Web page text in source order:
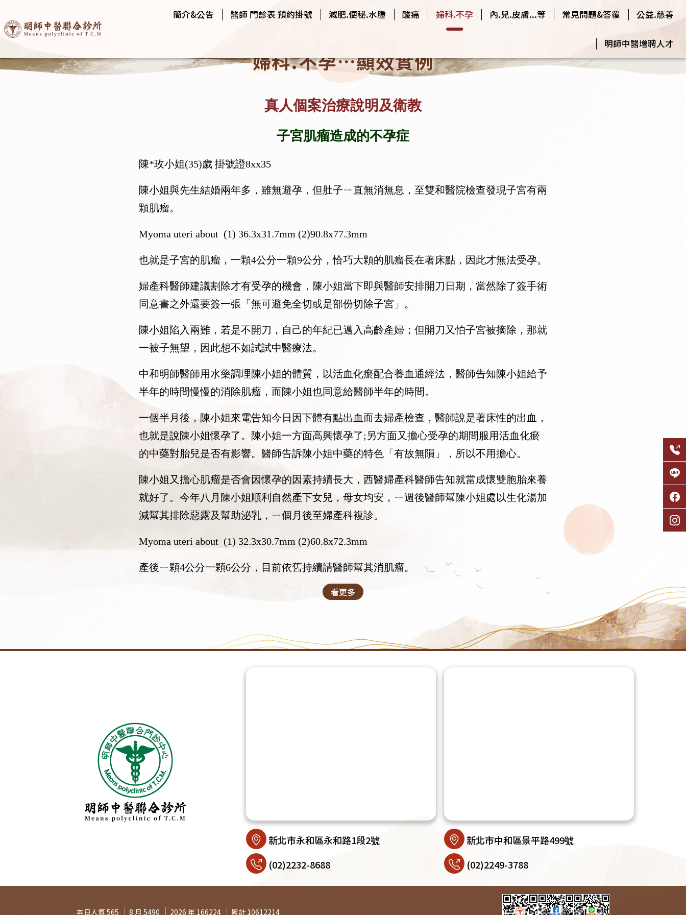
簡介&公告 醫師 門診表 預約掛號 減肥.便秘.水腫 酸痛 婦科.不孕 內.兒.皮膚...等 常見問題&答覆 公益.慈善
明師中醫增聘人才
婦科.不孕…顯效實例
真人個案治療說明及衛教
子宮肌瘤造成的不孕症
陳*玫小姐(35)歲 掛號證8xx35
陳小姐與先生結婚兩年多，雖無避孕，但肚子ㄧ直無消無息，至雙和醫院檢查發現子宮有兩
顆肌瘤。
Myoma uteri about (1) 36.3x31.7mm (2)90.8x77.3mm
也就是子宮的肌瘤，一顆4公分一顆9公分，恰巧大顆的肌瘤長在著床點，因此才無法受孕。
婦產科醫師建議割除才有受孕的機會，陳小姐當下即與醫師安排開刀日期，當然除了簽手術
同意書之外還要簽一張「無可避免全切或是部份切除子宮」。
陳小姐陷入兩難，若是不開刀，自己的年紀已邁入高齡產婦；但開刀又怕子宮被摘除，那就
一被子無望，因此想不如試試中醫療法。
中和明師醫師用水藥調理陳小姐的體質，以活血化瘀配合養血通經法，醫師告知陳小姐給予
半年的時間慢慢的消除肌瘤，而陳小姐也同意給醫師半年的時間。
一個半月後，陳小姐來電告知今日因下體有點出血而去婦產檢查，醫師說是著床性的出血，
也就是說陳小姐懷孕了。陳小姐一方面高興懷孕了;另方面又擔心受孕的期間服用活血化瘀
的中藥對胎兒是否有影響。醫師告訴陳小姐中藥的特色「有故無隕」，所以不用擔心。
陳小姐又擔心肌瘤是否會因懷孕的因素持續長大，西醫婦產科醫師告知就當成懷雙胞胎來養
就好了。今年八月陳小姐順利自然產下女兒，母女均安，ㄧ週後醫師幫陳小姐處以生化湯加
減幫其排除惡露及幫助泌乳，ㄧ個月後至婦產科複診。
Myoma uteri about (1) 32.3x30.7mm (2)60.8x72.3mm
產後ㄧ顆4公分一顆6公分，目前依舊持續請醫師幫其消肌瘤。
看更多
新北市永和區永和路1段2號
(02)2232-8688
新北市中和區景平路499號
(02)2249-3788
本日人氣 565 8 月 5490 2026 年 166224 累計 10612214